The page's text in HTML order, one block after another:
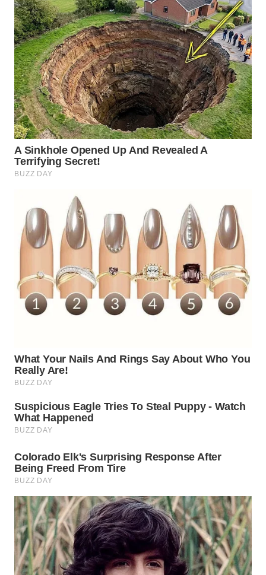
WN
SULUT
WN
MALUKU
WN
MALUT
WN
DAIRI
TOBA
WN
NIAS
WN
LANGKAT
WN
LESUNG
WN
SIMALUNGUN
WN
LABUHANBATU
WN